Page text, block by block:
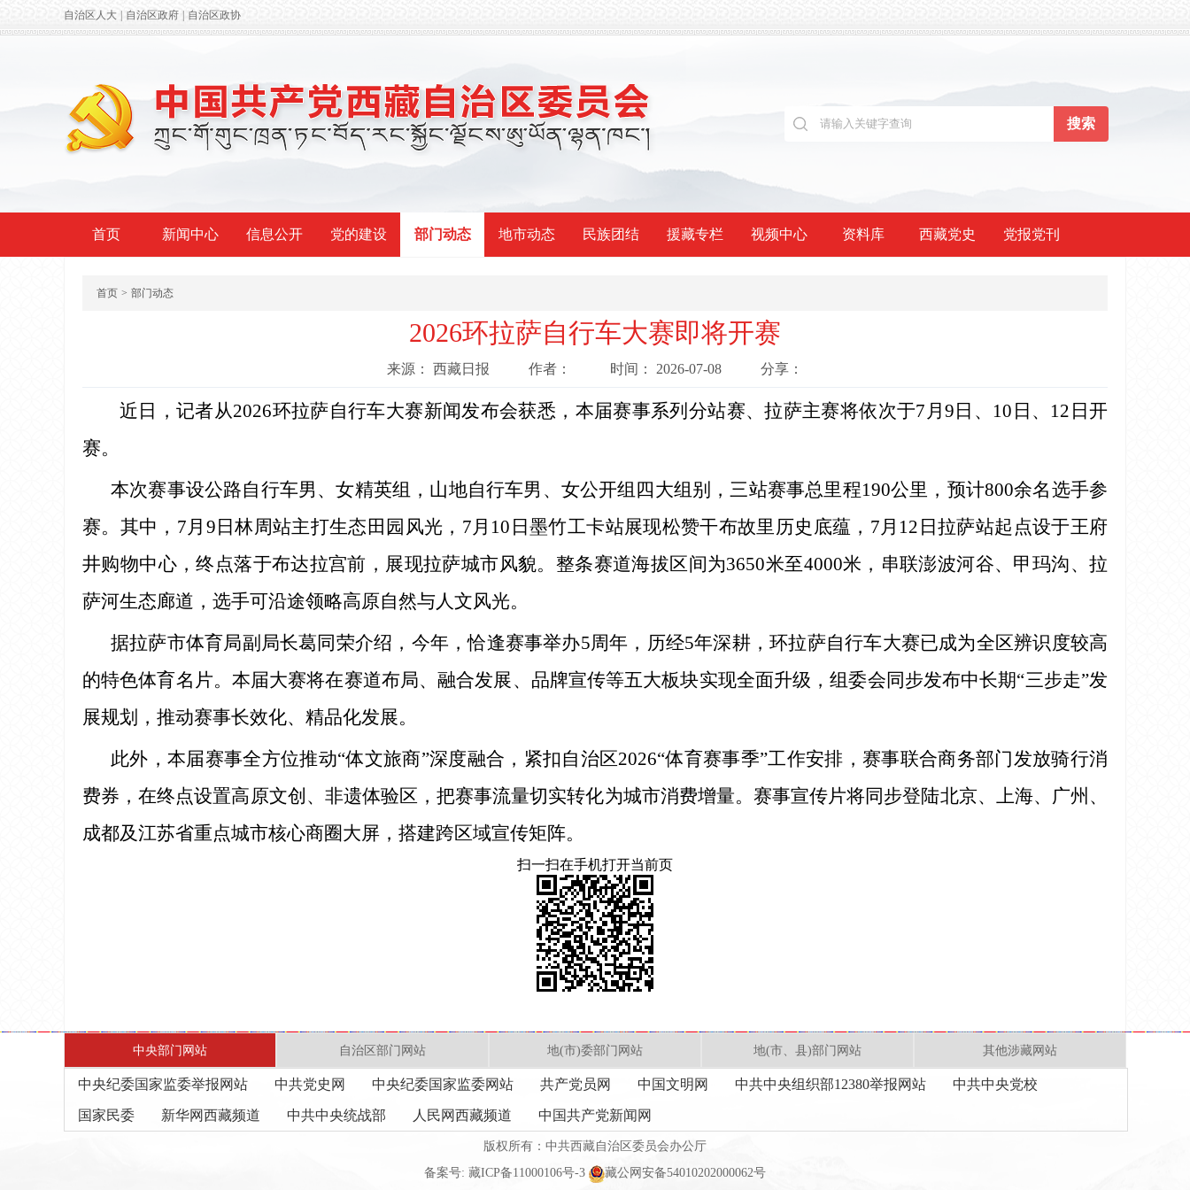
自治区人大 自治区政府 自治区政协
首页 新闻中心 信息公开 党的建设 部门动态 地市动态 民族团结 援藏专栏 视频中心 资料库 西藏党史 党报党刊
首页 > 部门动态
2026环拉萨自行车大赛即将开赛
来源： 西藏日报 作者： 时间： 2026-07-08 分享：
近日，记者从2026环拉萨自行车大赛新闻发布会获悉，本届赛事系列分站赛、拉萨主赛将依次于7月9日、10日、12日开
赛。
本次赛事设公路自行车男、女精英组，山地自行车男、女公开组四大组别，三站赛事总里程190公里，预计800余名选手参
赛。其中，7月9日林周站主打生态田园风光，7月10日墨竹工卡站展现松赞干布故里历史底蕴，7月12日拉萨站起点设于王府
井购物中心，终点落于布达拉宫前，展现拉萨城市风貌。整条赛道海拔区间为3650米至4000米，串联澎波河谷、甲玛沟、拉
萨河生态廊道，选手可沿途领略高原自然与人文风光。
据拉萨市体育局副局长葛同荣介绍，今年，恰逢赛事举办5周年，历经5年深耕，环拉萨自行车大赛已成为全区辨识度较高
的特色体育名片。本届大赛将在赛道布局、融合发展、品牌宣传等五大板块实现全面升级，组委会同步发布中长期“三步走”发
展规划，推动赛事长效化、精品化发展。
此外，本届赛事全方位推动“体文旅商”深度融合，紧扣自治区2026“体育赛事季”工作安排，赛事联合商务部门发放骑行消
费券，在终点设置高原文创、非遗体验区，把赛事流量切实转化为城市消费增量。赛事宣传片将同步登陆北京、上海、广州、
成都及江苏省重点城市核心商圈大屏，搭建跨区域宣传矩阵。
扫一扫在手机打开当前页
中央部门网站 自治区部门网站 地(市)委部门网站 地(市、县)部门网站 其他涉藏网站
中央纪委国家监委举报网站 中共党史网 中央纪委国家监委网站 共产党员网 中国文明网 中共中央组织部12380举报网站 中共中央党校
国家民委 新华网西藏频道 中共中央统战部 人民网西藏频道 中国共产党新闻网
版权所有：中共西藏自治区委员会办公厅
备案号: 藏ICP备11000106号-3 藏公网安备54010202000062号